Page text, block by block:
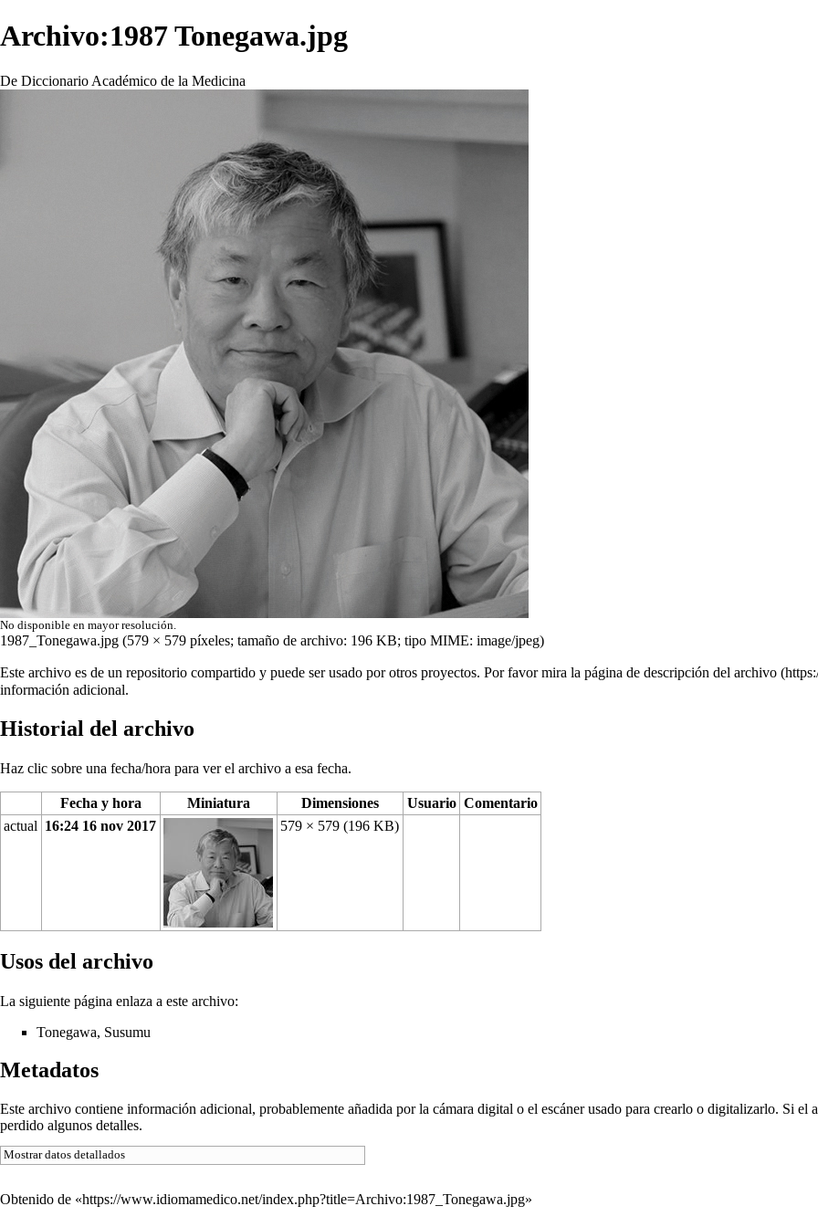
Archivo:1987 Tonegawa.jpg
De Diccionario Académico de la Medicina
No disponible en mayor resolución.
1987_Tonegawa.jpg (579 × 579 píxeles; tamaño de archivo: 196 KB; tipo MIME: image/jpeg)
Este archivo es de un repositorio compartido y puede ser usado por otros proyectos. Por favor mira la página de descripción del archivo
información adicional.
Historial del archivo
Haz clic sobre una fecha/hora para ver el archivo a esa fecha.
Fecha y hora Miniatura Dimensiones Usuario Comentario
actual 16:24 16 nov 2017 579 × 579(196 KB)
Usos del archivo
La siguiente página enlaza a este archivo:
Tonegawa, Susumu
Metadatos
Este archivo contiene información adicional, probablemente añadida por la cámara digital o el escáner usado para crearlo o digitalizarlo. Si el
perdido algunos detalles.
Mostrar datos detallados
Obtenido de «https://www.idiomamedico.net/index.php?title=Archivo:1987_Tonegawa.jpg»